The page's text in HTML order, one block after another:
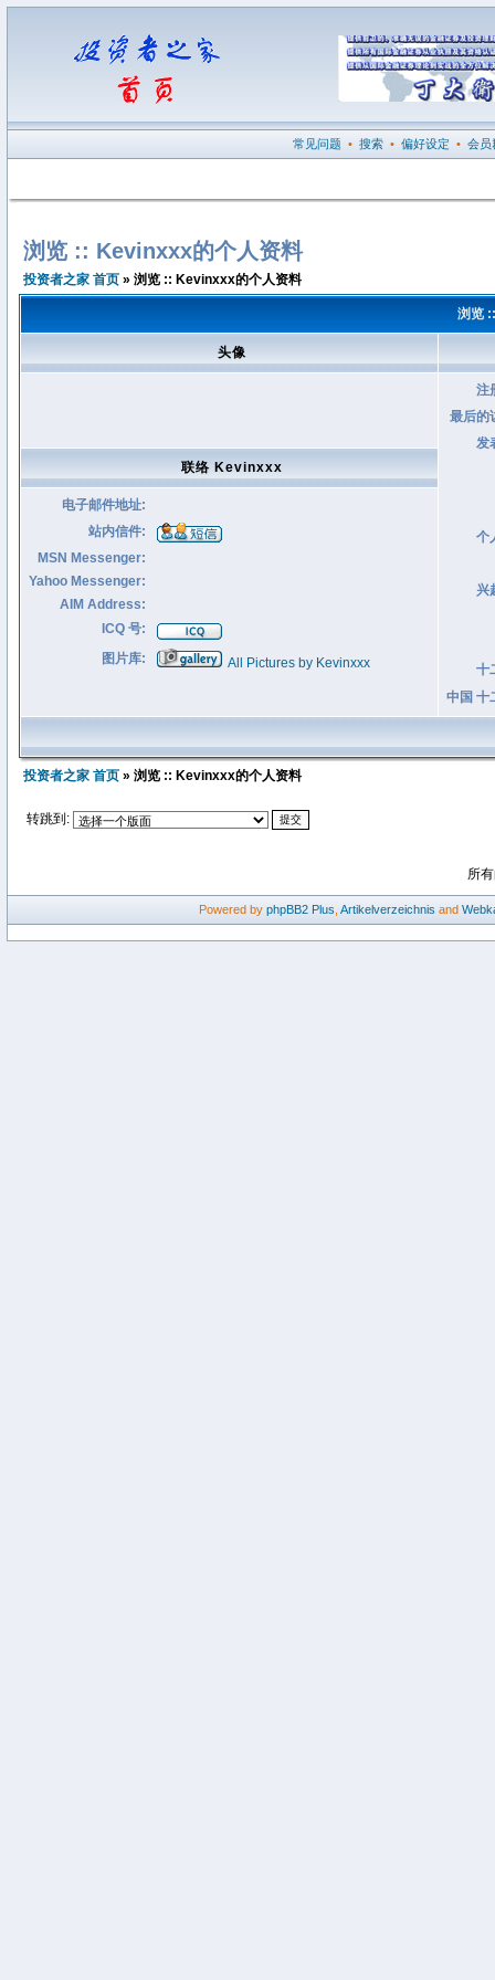
常见问题 • 搜索 • 偏好设定 • 会员
浏览 :: Kevinxxx的个人资料
投资者之家 首页 » 浏览 :: Kevinxxx的个人资料
浏览
头像
注
最后的
发
个
兴
十
中国 十
联络 Kevinxxx
电子邮件地址:
站内信件:
MSN Messenger:
Yahoo Messenger:
AIM Address:
ICQ 号:
图片库:
All Pictures by Kevinxxx
投资者之家 首页 » 浏览 :: Kevinxxx的个人资料
转跳到:
所
Powered by phpBB2 Plus Artikelverzeichnis and